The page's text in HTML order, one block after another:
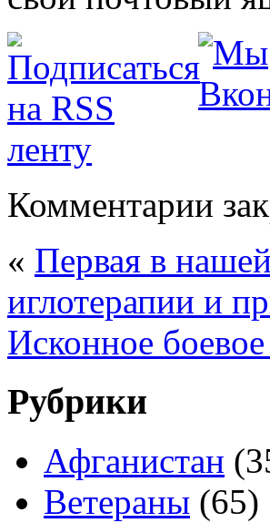
Комментарии
« Первая в
иглотерапии и
Исконное
Рубрики
Афганистан
Ветераны (65)